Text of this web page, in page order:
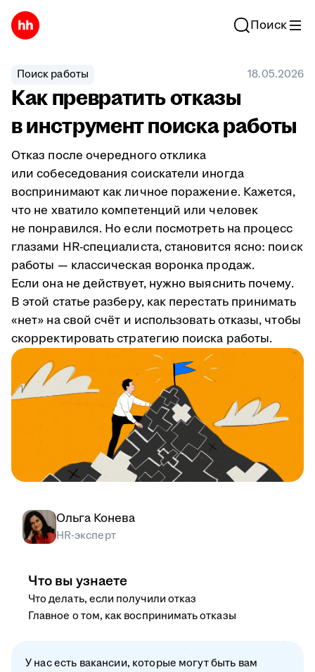
Поиск
Поиск работы 18.05.2026
Как превратить отказы
в инструмент поиска работы
Отказ после очередного отклика
или собеседования соискатели иногда
воспринимают как личное поражение. Кажется,
что не хватило компетенций или человек
не понравился. Но если посмотреть на процесс
глазами HR-специалиста, становится ясно: поиск
работы — классическая воронка продаж.
Если она не действует, нужно выяснить почему.
В этой статье разберу, как перестать принимать
«нет» на свой счёт и использовать отказы, чтобы
скорректировать стратегию поиска работы.
Ольга Конева
HR-эксперт
Что вы узнаете
Что делать, если получили отказ
Главное о том, как воспринимать отказы
У нас есть вакансии, которые могут быть вам